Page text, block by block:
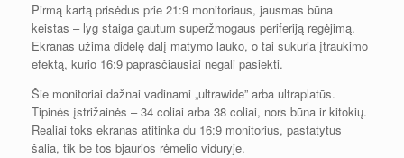
Pirmą kartą prisėdus prie 21:9 monitoriaus, jausmas būna
keistas – lyg staiga gautum superžmogaus periferiją regėjimą.
Ekranas užima didelę dalį matymo lauko, o tai sukuria įtraukimo
efektą, kurio 16:9 paprasčiausiai negali pasiekti.
Šie monitoriai dažnai vadinami „ultrawide” arba ultraplatūs.
Tipinės įstrižainės – 34 coliai arba 38 coliai, nors būna ir kitokių.
Realiai toks ekranas atitinka du 16:9 monitorius, pastatytus
šalia, tik be tos bjaurios rėmelio viduryje.